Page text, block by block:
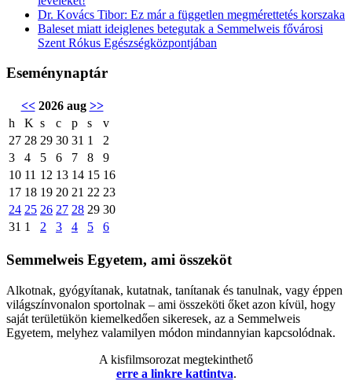
Dr. Kovács Tibor: Ez már a független megmérettetés korszaka
Baleset miatt ideiglenes betegutak a Semmelweis fővárosi
Szent Rókus Egészségközpontjában
Eseménynaptár
<<2026 aug >>
h
K s c p s
v
27 28 29 30 31 1
2
3
4 5 6 7 8
9
10 11 12 13 14 15 16
17 18 19 20 21 22 23
24 25 26 27 28 29 30
31 1 2 3 4 5 6
Semmelweis Egyetem, ami összeköt
Alkotnak, gyógyítanak, kutatnak, tanítanak és tanulnak, vagy éppen
világszínvonalon sportolnak – ami összeköti őket azon kívül, hogy
saját területükön kiemelkedően sikeresek, az a Semmelweis
Egyetem, melyhez valamilyen módon mindannyian kapcsolódnak.
A kisfilmsorozat megtekinthető
erre a linkre kattintva.